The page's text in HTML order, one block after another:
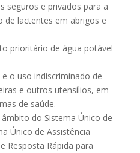
seguros e privados para a
de lactentes em abrigos e
prioritário de água potável
o uso indiscriminado de
e outros utensílios, em
de saúde.
do Sistema Único de
Único de Assistência
Resposta Rápida para